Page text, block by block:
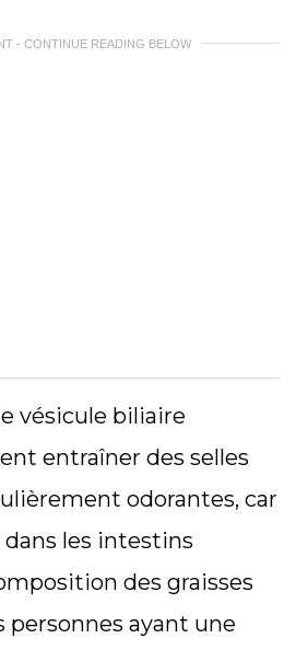
- CONTINUE READING BELOW
vésicule biliaire
entraîner des selles
odorantes, car
dans les intestins
des graisses
personnes ayant une